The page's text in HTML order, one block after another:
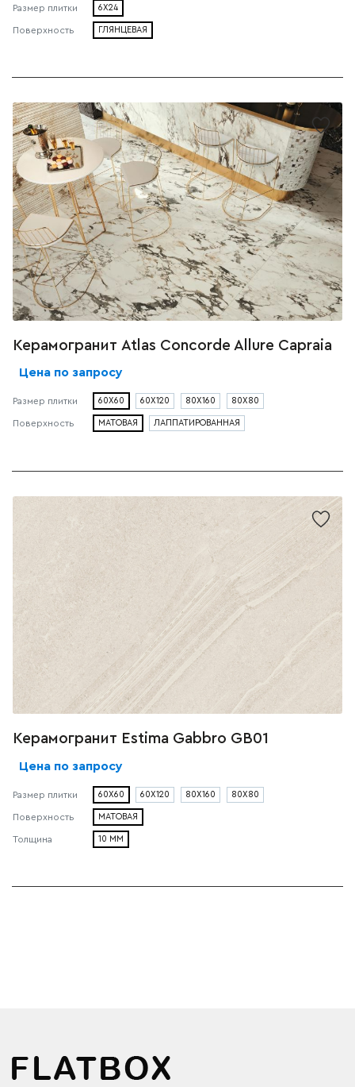
Размер плитки 6X24
Поверхность ГЛЯНЦЕВАЯ
Керамогранит Atlas Concorde Allure Capraia
Цена по запросу
Размер плитки 60X60 60X120 80X160 80X80
Поверхность МАТОВАЯ ЛАППАТИРОВАННАЯ
Керамогранит Estima Gabbro GB01
Цена по запросу
Размер плитки 60X60 60X120 80X160 80X80
Поверхность МАТОВАЯ
Толщина 10 ММ